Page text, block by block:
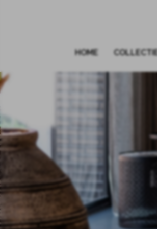
HOME COLLECTIE